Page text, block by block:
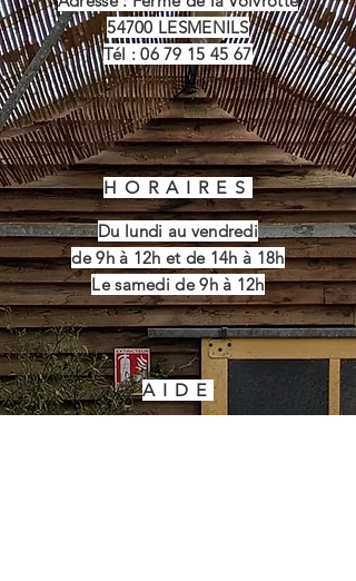
54700 LESMENILS
Tél :06 79 15 45 67
HORAIRES
Du lundi au vendredi
de 9h à 12h et de 14h à 18h
Le samedi de 9h à 12h
AIDE